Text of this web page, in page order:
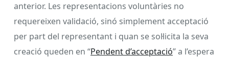
anterior. Les representacions voluntàries no
requereixen validació, sinó simplement acceptació
per part del representant i quan se sol·licita la seva
creació queden en “Pendent d’acceptació” a l’espera